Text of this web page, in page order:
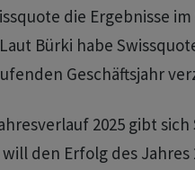
die Ergebnisse
Bürki habe
Geschäftsjahr
2025 gibt sich
den Erfolg des Jahres